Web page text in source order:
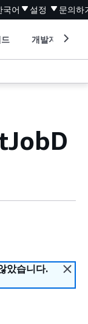
국어 설정 문의하
개발자 도구
았습니다.